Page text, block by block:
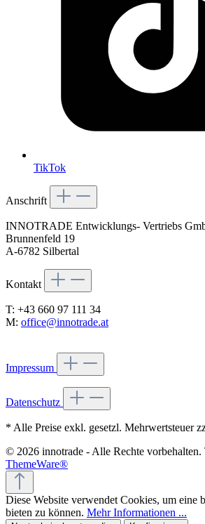
TikTok
Anschrift
INNOTRADE Entwicklungs- Vertriebs
Brunnenfeld 19
A-6782 Silbertal
Kontakt
T: +43 660 97 111 34
M: office@innotrade.at
Impressum
Datenschutz
* Alle Preise exkl. gesetzl. Mehrwertsteuer
© 2026 innotrade - Alle Rechte vorbehalten.
ThemeWare®
Diese Website verwendet Cookies, um eine
bieten zu können. Mehr Informationen ...